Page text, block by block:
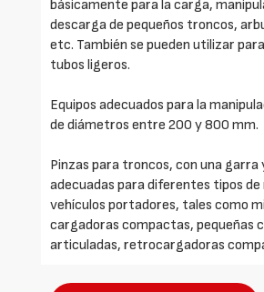
básicamente para la carga,
descarga de pequeños troncos,
etc. También se pueden utilizar
tubos ligeros.
Equipos adecuados para la
de diámetros entre 200 y 800 mm.
Pinzas para troncos, con una garra
adecuadas para diferentes tipos de
vehículos portadores, tales como
cargadoras compactas, pequeñas
articuladas, retrocargadoras